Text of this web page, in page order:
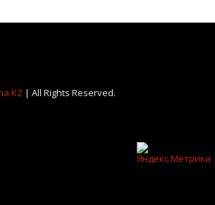
KZ| All Rights Reserved.